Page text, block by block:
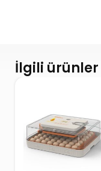
İlgili ürünler